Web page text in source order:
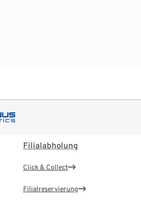
Filialabholung
Click & Collect
Filialreservierung